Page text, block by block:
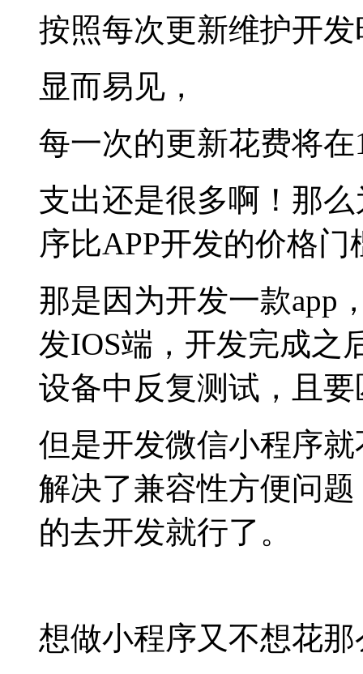
按照每次更新维护开发
显而易见，
每一次的更新花费将
支出还是很多啊！那
序比APP开发的价格门
那是因为开发一款app
发IOS端，开发完成之
设备中反复测试，且
但是开发微信小程序
解决了兼容性方便问
的去开发就行了。
想做小程序又不想花